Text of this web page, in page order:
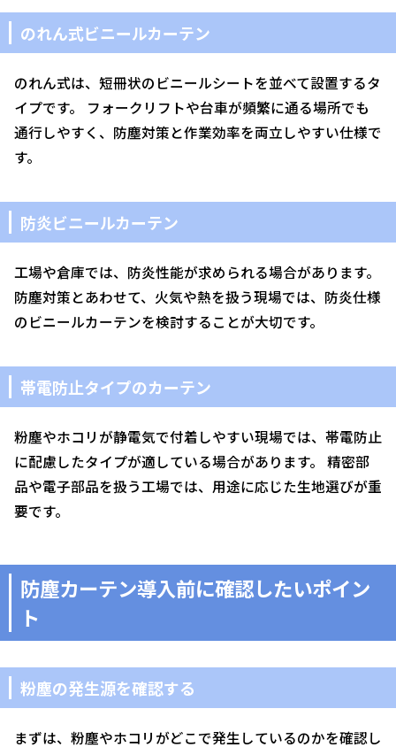
のれん式ビニールカーテン
のれん式は、短冊状のビニールシートを並べて設置するタ
イプです。 フォークリフトや台車が頻繁に通る場所でも
通行しやすく、防塵対策と作業効率を両立しやすい仕様で
す。
防炎ビニールカーテン
工場や倉庫では、防炎性能が求められる場合があります。
防塵対策とあわせて、火気や熱を扱う現場では、防炎仕様
のビニールカーテンを検討することが大切です。
帯電防止タイプのカーテン
粉塵やホコリが静電気で付着しやすい現場では、帯電防止
に配慮したタイプが適している場合があります。 精密部
品や電子部品を扱う工場では、用途に応じた生地選びが重
要です。
防塵カーテン導入前に確認したいポイン
ト
粉塵の発生源を確認する
まずは、粉塵やホコリがどこで発生しているのかを確認し